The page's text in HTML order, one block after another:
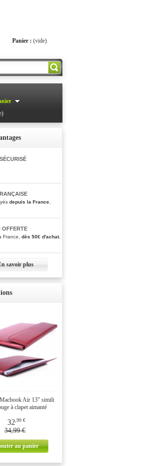
Panier : (vide)
depuis la France.
OFFERTE
France, dès 50€ d'achat.
savoir plus
Air 13" simili
à clapet aimanté
32 ,99 €
34,99 €
au panier